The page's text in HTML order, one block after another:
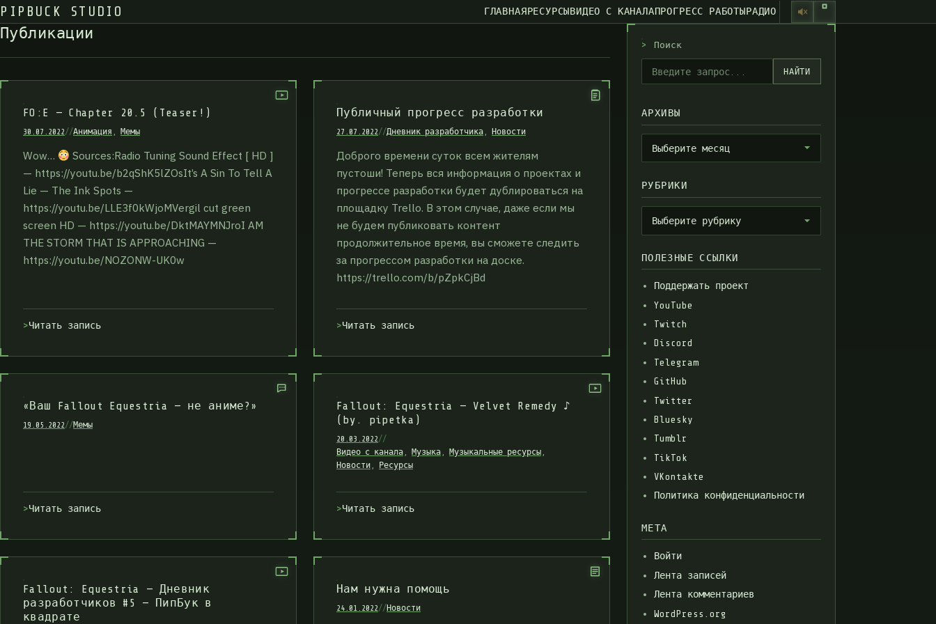
PIPBUCK STUDIO ГЛАВНАЯРЕСУРСЫВИДЕО С КАНАЛАПРОГРЕСС РАБОТЫРАДИО
Публикации
FO:E — Chapter 20.5 (Teaser!)
30.07.2022//Анимация , Мемы
Wow…
Sources:Radio Tuning Sound Effect [ HD ]
— https://youtu.be/b2qShK5lZOsIt’s A Sin To Tell A
Lie — The Ink Spots —
https://youtu.be/LLE3f0kWjoMVergil cut green
screen HD — https://youtu.be/DktMAYMNJroI AM
THE STORM THAT IS APPROACHING —
https://youtu.be/NOZONW-UK0w
Читать запись
Публичный прогресс разработки
27.07.2022//Дневник разработчика , Новости
Доброго времени суток всем жителям
пустоши! Теперь вся информация о проектах и
прогрессе разработки будет дублироваться на
площадку Trello. В этом случае, даже если мы
не будем публиковать контент
продолжительное время, вы сможете следить
за прогрессом разработки на доске.
https://trello.com/b/pZpkCjBd
Читать запись
«Ваш Fallout Equestria — не аниме?»
19.05.2022//Мемы
Читать запись
Fallout: Equestria — Velvet Remedy ♪
(by. pipetka)
20.03.2022//
Видео с канала , Музыка , Музыкальные ресурсы ,
Новости , Ресурсы
Читать запись
Fallout: Equestria — Дневник
разработчиков #5 — ПипБук в
квадрате
Нам нужна помощь
24.01.2022//Новости
> Поиск
НАЙТИ
АРХИВЫ
Архивы
Выберите месяц
РУБРИКИ
Рубрики
Выберите рубрику
ПОЛЕЗНЫЕ ССЫЛКИ
Поддержать проект
YouTube
Twitch
Discord
Telegram
GitHub
Twitter
Bluesky
Tumblr
TikTok
VKontakte
Политика конфиденциальности
МЕТА
Войти
Лента записей
Лента комментариев
WordPress.org